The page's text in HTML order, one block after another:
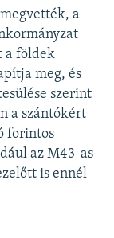
a
a földek
meg, és
szerint
a szántókért
forintos
az M43-as
is ennél